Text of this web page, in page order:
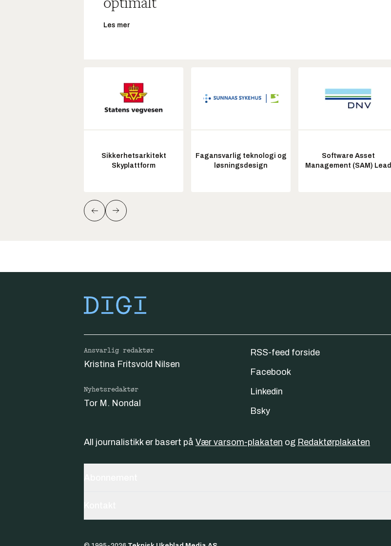
optimalt
Les mer
Sikkerhetsarkitekt
Skyplattform
Fagansvarlig teknologi og
løsningsdesign
Software Asset
Management (SAM) Lead
Ansvarlig redaktør
Kristina Fritsvold Nilsen
Nyhetsredaktør
Tor M. Nondal
RSS-feed forside
Facebook
Linkedin
Bsky
All journalistikk er basert på Vær varsom-plakaten og Redaktørplakaten